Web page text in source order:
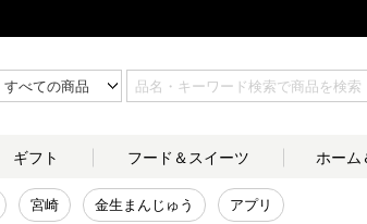
ギフト フード＆ スイーツ ホーム
宮崎 金生まんじゅう アプリ